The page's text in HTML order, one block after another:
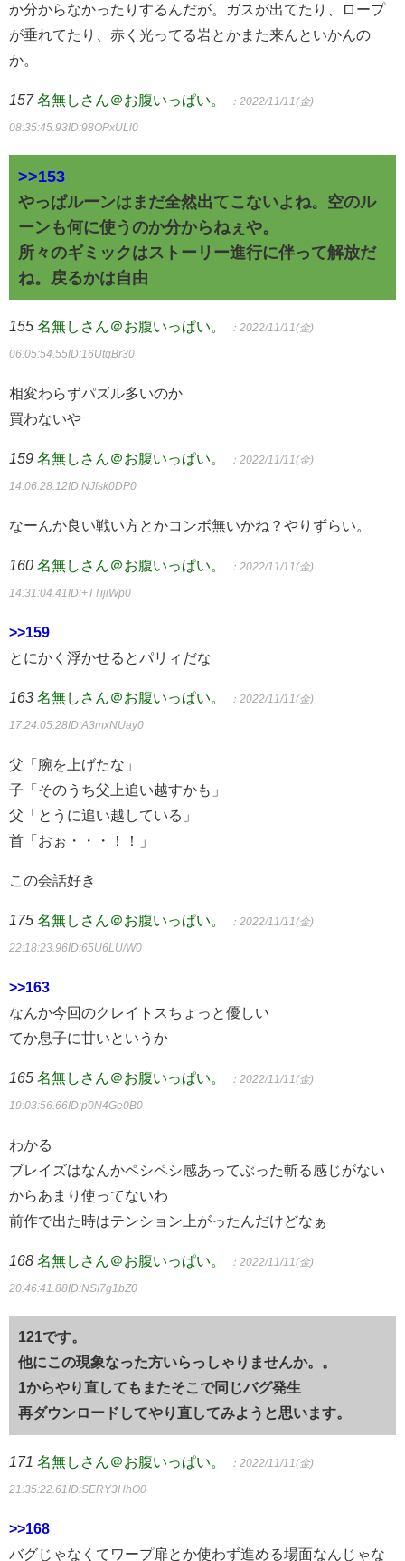
か分からなかったりするんだが。ガスが出てたり、ロープ
が垂れてたり、赤く光ってる岩とかまた来んといかんの
か。
157 名無しさん＠お腹いっぱい。 ：2022/11/11(金)
08:35:45.93ID:98OPxULl0
>>153
やっぱルーンはまだ全然出てこないよね。空のル
ーンも何に使うのか分からねぇや。
所々のギミックはストーリー進行に伴って解放だ
ね。戻るかは自由
155 名無しさん＠お腹いっぱい。 ：2022/11/11(金)
06:05:54.55ID:16UtgBr30
相変わらずパズル多いのか
買わないや
159 名無しさん＠お腹いっぱい。 ：2022/11/11(金)
14:06:28.12ID:NJfsk0DP0
なーんか良い戦い方とかコンボ無いかね？やりずらい。
160 名無しさん＠お腹いっぱい。 ：2022/11/11(金)
14:31:04.41ID:+TTijiWp0
>>159
とにかく浮かせるとパリィだな
163 名無しさん＠お腹いっぱい。 ：2022/11/11(金)
17:24:05.28ID:A3mxNUay0
父「腕を上げたな」
子「そのうち父上追い越すかも」
父「とうに追い越している」
首「おぉ・・・！！」
この会話好き
175 名無しさん＠お腹いっぱい。 ：2022/11/11(金)
22:18:23.96ID:65U6LU/W0
>>163
なんか今回のクレイトスちょっと優しい
てか息子に甘いというか
165 名無しさん＠お腹いっぱい。 ：2022/11/11(金)
19:03:56.66ID:p0N4Ge0B0
わかる
ブレイズはなんかペシペシ感あってぶった斬る感じがない
からあまり使ってないわ
前作で出た時はテンション上がったんだけどなぁ
168 名無しさん＠お腹いっぱい。 ：2022/11/11(金)
20:46:41.88ID:NSI7g1bZ0
121です。
他にこの現象なった方いらっしゃりませんか。。
1からやり直してもまたそこで同じバグ発生
再ダウンロードしてやり直してみようと思います。
171 名無しさん＠お腹いっぱい。 ：2022/11/11(金)
21:35:22.61ID:SERY3HhO0
>>168
バグじゃなくてワープ扉とか使わず進める場面なんじゃな